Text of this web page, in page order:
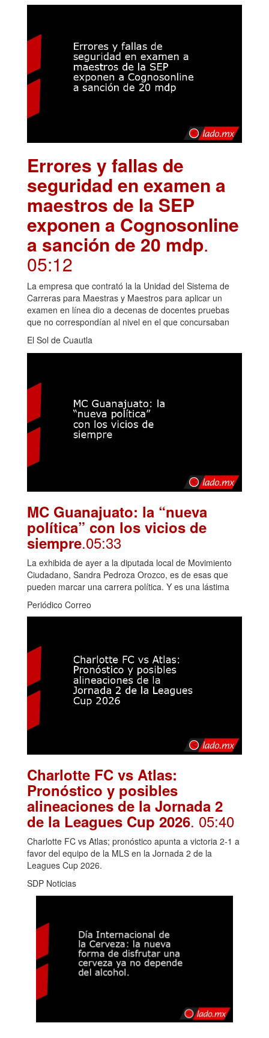
Errores y fallas de
seguridad en examen a
maestros de la SEP
exponen a Cognosonline
a sanción de 20 mdp.
05:12
La empresa que contrató la la Unidad del Sistema de
Carreras para Maestras y Maestros para aplicar un
examen en línea dio a decenas de docentes pruebas
que no correspondían al nivel en el que concursaban
El Sol de Cuautla
MC Guanajuato: la “nueva
política” con los vicios de
siempre.05:33
La exhibida de ayer a la diputada local de Movimiento
Ciudadano, Sandra Pedroza Orozco, es de esas que
pueden marcar una carrera política. Y es una lástima
Periódico Correo
Charlotte FC vs Atlas:
Pronóstico y posibles
alineaciones de la Jornada 2
de la Leagues Cup 2026. 05:40
Charlotte FC vs Atlas; pronóstico apunta a victoria 2-1 a
favor del equipo de la MLS en la Jornada 2 de la
Leagues Cup 2026.
SDP Noticias